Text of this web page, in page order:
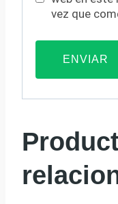
vez que